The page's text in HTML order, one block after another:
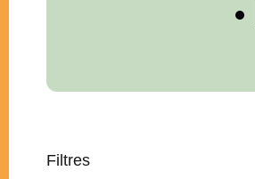
Filtres